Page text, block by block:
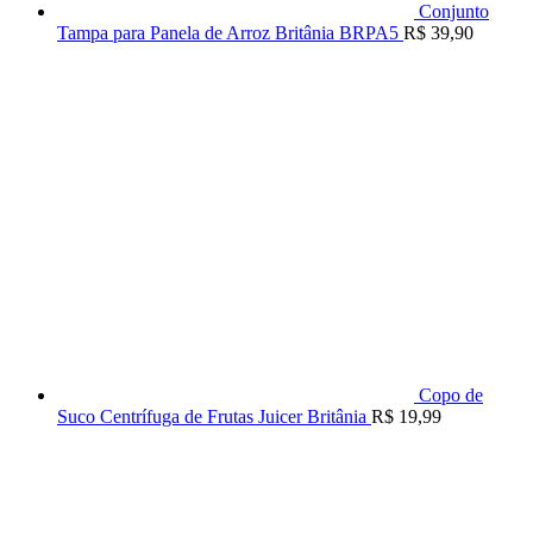
Conjunto
Tampa para Panela de Arroz Britânia BRPA5 R$ 39,90
Copo de
Suco Centrífuga de Frutas Juicer Britânia R$ 19,99